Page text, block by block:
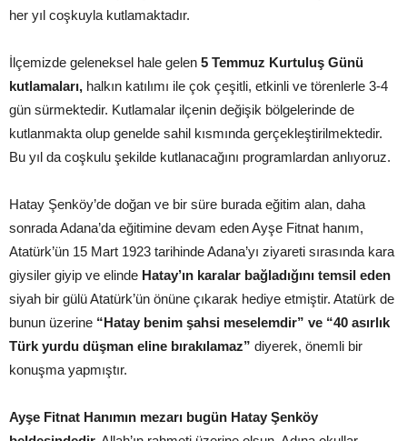
her yıl coşkuyla kutlamaktadır.
İlçemizde geleneksel hale gelen 5 Temmuz Kurtuluş Günü
kutlamaları, halkın katılımı ile çok çeşitli, etkinli ve törenlerle 3-4
gün sürmektedir. Kutlamalar ilçenin değişik bölgelerinde de
kutlanmakta olup genelde sahil kısmında gerçekleştirilmektedir.
Bu yıl da coşkulu şekilde kutlanacağını programlardan anlıyoruz.
Hatay Şenköy’de doğan ve bir süre burada eğitim alan, daha
sonrada Adana’da eğitimine devam eden Ayşe Fitnat hanım,
Atatürk’ün 15 Mart 1923 tarihinde Adana’yı ziyareti sırasında kara
giysiler giyip ve elinde Hatay’ın karalar bağladığını temsil eden
siyah bir gülü Atatürk’ün önüne çıkarak hediye etmiştir. Atatürk de
bunun üzerine “Hatay benim şahsi meselemdir” ve “40 asırlık
Türk yurdu düşman eline bırakılamaz” diyerek, önemli bir
konuşma yapmıştır.
Ayşe Fitnat Hanımın mezarı bugün Hatay Şenköy